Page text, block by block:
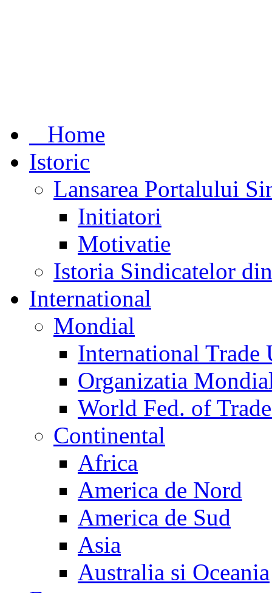
Home
Istoric
Lansarea Portalului
Initiatori
Motivatie
Istoria Sindicatelor
International
Mondial
International Trade
Organizatia
World Fed. of
Continental
Africa
America de Nord
America de Sud
Asia
Australia si Oceania